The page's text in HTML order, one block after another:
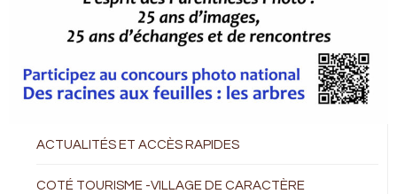
ACTUALITÉS ET ACCÈS RAPIDES
COTÉ TOURISME -VILLAGE DE CARACTÈRE